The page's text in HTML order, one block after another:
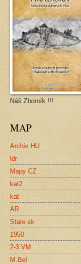
Náš Zborník !!!
MAP
Archiv HU
ldr
Mapy CZ
kat2
kat
AR
Stare sk
1950
2-3 VM
M.Bel